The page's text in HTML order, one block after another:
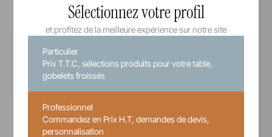
Sélectionnez votre profil
et profitez de la meilleure expérience sur notre site
Particulier
Prix T.T.C, sélections produits pour votre table,
gobelets froissés
Professionnel
Commandez en Prix H.T, demandes de devis,
personnalisation